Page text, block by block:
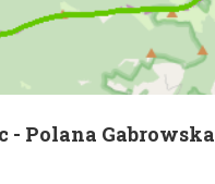
- Polana Gabrowska